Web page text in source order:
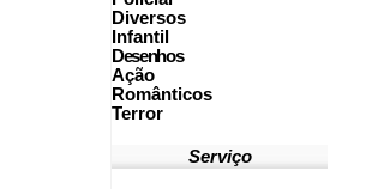
Diversos
Infantil
Desenhos
Ação
Românticos
Terror
Serviço